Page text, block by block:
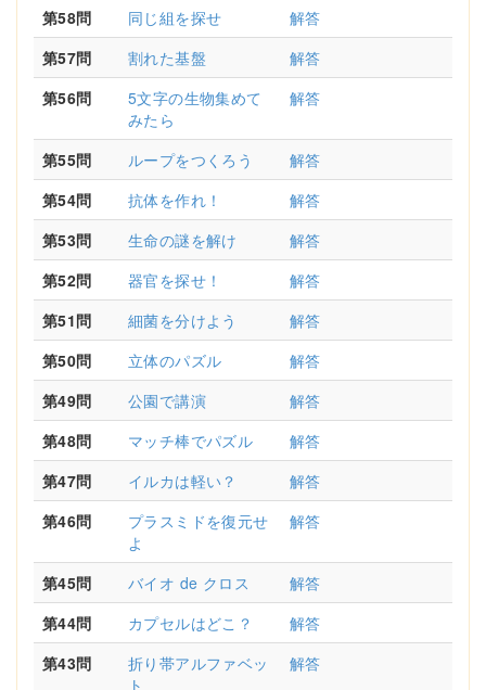
第58問
同じ組を探せ
解答
第57問
割れた基盤
解答
第56問
5文字の生物集めて
みたら
解答
第55問 ループをつくろう
解答
第54問
抗体を作れ！
解答
第53問
生命の謎を解け
解答
第52問
器官を探せ！
解答
第51問
細菌を分けよう
解答
第50問
立体のパズル
解答
第49問
公園で講演
解答
第48問
マッチ棒でパズル
解答
第47問
イルカは軽い？
解答
第46問
プラスミドを復元せ
よ
解答
第45問 バイオ de クロス
解答
第44問
カプセルはどこ？
解答
第43問
折り帯アルファベッ
ト
解答